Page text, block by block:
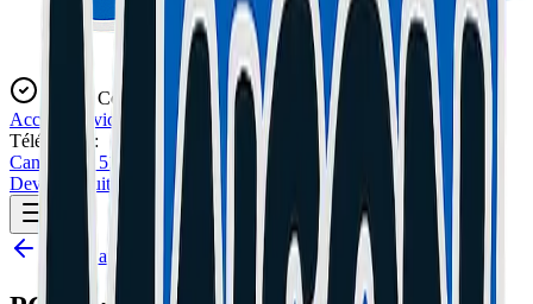
Expert Certifié
Accueil
Services L'Atelier
Contact
Téléphone :
Cannes: 04 51 26 27 50
Le Cannet: 04 51 26 27 51
Devis Gratuit
Retour au blog